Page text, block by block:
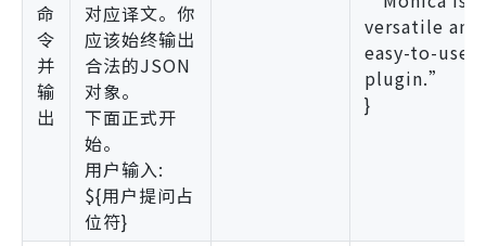
命
令
并
输
出
对应译文。你
应该始终输出
合法的JSON
对象。
下面正式开
始。
用户输入:
${用户提问占
位符}
versatile and
easy-to-use
plugin.”
}